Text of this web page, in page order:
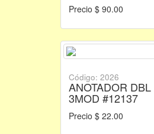
Precio $ 90.00
Código: 2026
ANOTADOR
3MOD #12137
Precio $ 22.00